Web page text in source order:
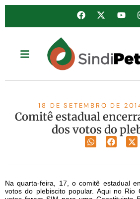
18 DE SETEMBRO DE
Comitê estadual
dos votos do
Na quarta-feira, 17, o comitê estadual
votos do plebiscito popular. Aqui no Rio